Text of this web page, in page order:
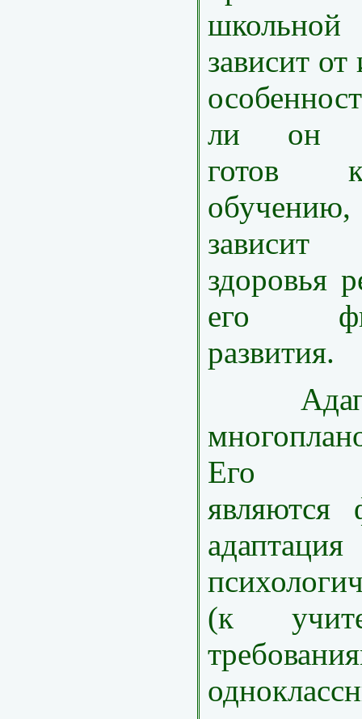
зависит
ли он
готов
зависит
здоровья
его
развития.
Его
являются
(к